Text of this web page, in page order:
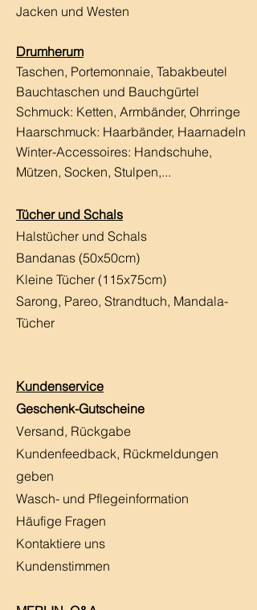
Jacken und Westen
Drumherum
Taschen, Portemonnaie, Tabakbeutel
Bauchtaschen und Bauchgürtel
Schmuck: Ketten, Armbänder, Ohrringe
Haarschmuck: Haarbänder, Haarnadeln
Winter-Accessoires: Handschuhe,
Mützen, Socken, Stulpen,...
Tücher und Schals
Halstücher und Schals
Bandanas (50x50cm)
Kleine Tücher (115x75cm)
Sarong, Pareo, Strandtuch, Mandala-
Tücher
Kundenservice
Geschenk-Gutscheine
Versand, Rückgabe
Kundenfeedback, Rückmeldungen
geben
Wasch- und Pflegeinformation
Häufige Fragen
Kontaktiere uns
Kundenstimmen